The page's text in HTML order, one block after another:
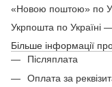
«Новою поштою» по
Укрпошта по Україні
Більше інформації
Післяплата
Оплата за